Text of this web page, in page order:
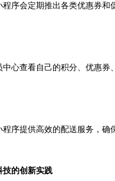
序会定期推出各类优惠券和
中心查看自己的积分、优惠券
序提供高效的配送服务，确
技的创新实践